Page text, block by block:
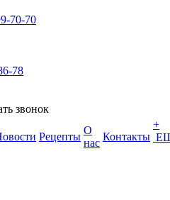
70-70
78
звонок
Рецепты
О
нас
Контакты
+